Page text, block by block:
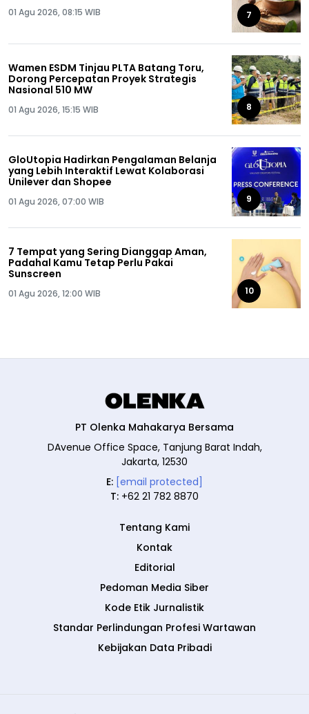
01 Agu 2026, 08:15 WIB 7
Wamen ESDM Tinjau PLTA Batang Toru,
Dorong Percepatan Proyek Strategis
Nasional 510 MW
01 Agu 2026, 15:15 WIB 8
GloUtopia Hadirkan Pengalaman Belanja
yang Lebih Interaktif Lewat Kolaborasi
Unilever dan Shopee
01 Agu 2026, 07:00 WIB 9
7 Tempat yang Sering Dianggap Aman,
Padahal Kamu Tetap Perlu Pakai
Sunscreen
01 Agu 2026, 12:00 WIB 10
PT Olenka Mahakarya Bersama
DAvenue Office Space, Tanjung Barat Indah,
Jakarta, 12530
E: [email protected]
T: +62 21 782 8870
Tentang Kami
Kontak
Editorial
Pedoman Media Siber
Kode Etik Jurnalistik
Standar Perlindungan Profesi Wartawan
Kebijakan Data Pribadi